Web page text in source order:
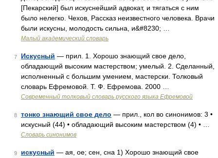
[Пекарский] был искуснейший адвокат, и тягаться с ним
было нелегко. Чехов, Рассказ неизвестного человека. Врачи
были искусны, молодость сильна, и&#8230; …
Малый академический словарь
7 Искусный — прил. 1. Хорошо знающий свое дело,
обладающий высоким мастерством; умелый. 2. Сделанный,
исполненный с большим умением, мастерски. Толковый
словарь Ефремовой. Т. Ф. Ефремова. 2000 …
Современный толковый словарь русского языка Ефремовой
8 тонко знающий свое дело — прил., кол во синонимов: 3 •
искусный (44) • обладающий высоким мастерством (4) • …
Словарь синонимов
9 искусный — ая, ое; сен, сна 1) Хорошо знающий свое